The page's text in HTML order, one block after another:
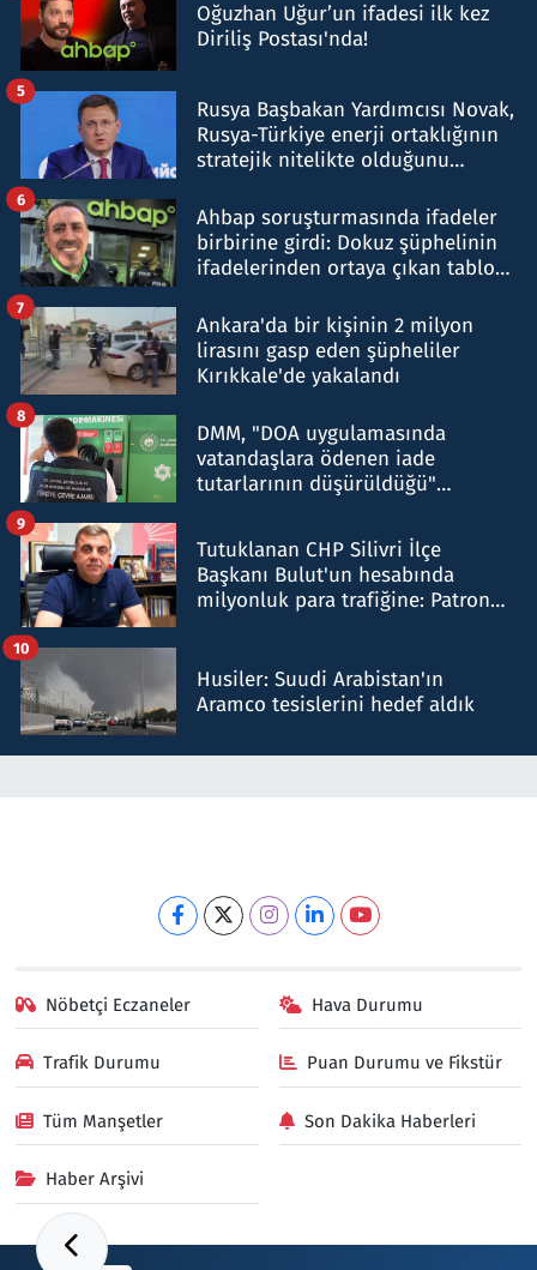
Oğuzhan Uğur’un ifadesi ilk kez
Diriliş Postası'nda!
Rusya Başbakan Yardımcısı Novak,
Rusya-Türkiye enerji ortaklığının
stratejik nitelikte olduğunu
5
Ahbap soruşturmasında ifadeler
birbirine girdi: Dokuz şüphelinin
ifadelerinden ortaya çıkan tablo
6
Ankara'da bir kişinin 2 milyon
lirasını gasp eden şüpheliler
Kırıkkale'de yakalandı
7
DMM, "DOA uygulamasında
vatandaşlara ödenen iade
tutarlarının düşürüldüğü"
8
Tutuklanan CHP Silivri İlçe
Başkanı Bulut'un hesabında
milyonluk para trafiğine: Patron
9
Husiler: Suudi Arabistan'ın
Aramco tesislerini hedef aldık
10
Nöbetçi Eczaneler Hava Durumu
Trafik Durumu Puan Durumu ve Fikstür
Tüm Manşetler Son Dakika Haberleri
Haber Arşivi